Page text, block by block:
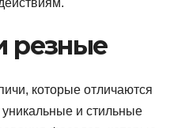
резные
которые отличаются
и стильные